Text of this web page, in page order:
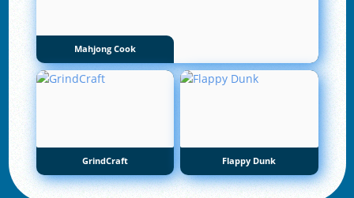
Mahjong Cook
GrindCraft Flappy Dunk